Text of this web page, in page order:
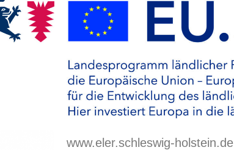
www.eler.schleswig-holstein.de